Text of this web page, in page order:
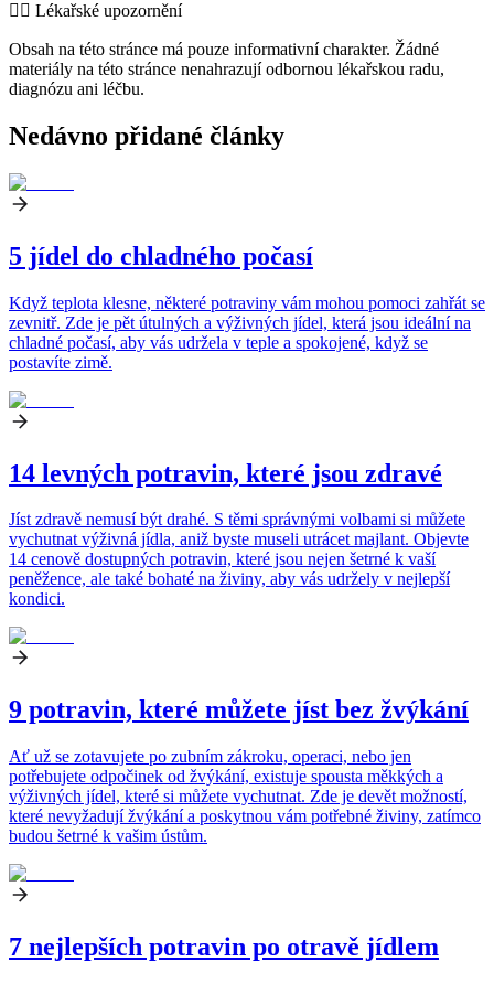
👨‍⚕️️ Lékařské upozornění
Obsah na této stránce má pouze informativní charakter. Žádné
materiály na této stránce nenahrazují odbornou lékařskou radu,
diagnózu ani léčbu.
Nedávno přidané články
5 jídel do chladného počasí
Když teplota klesne, některé potraviny vám mohou pomoci zahřát se
zevnitř. Zde je pět útulných a výživných jídel, která jsou ideální na
chladné počasí, aby vás udržela v teple a spokojené, když se
postavíte zimě.
14 levných potravin, které jsou zdravé
Jíst zdravě nemusí být drahé. S těmi správnými volbami si můžete
vychutnat výživná jídla, aniž byste museli utrácet majlant. Objevte
14 cenově dostupných potravin, které jsou nejen šetrné k vaší
peněžence, ale také bohaté na živiny, aby vás udržely v nejlepší
kondici.
9 potravin, které můžete jíst bez žvýkání
Ať už se zotavujete po zubním zákroku, operaci, nebo jen
potřebujete odpočinek od žvýkání, existuje spousta měkkých a
výživných jídel, které si můžete vychutnat. Zde je devět možností,
které nevyžadují žvýkání a poskytnou vám potřebné živiny, zatímco
budou šetrné k vašim ústům.
7 nejlepších potravin po otravě jídlem